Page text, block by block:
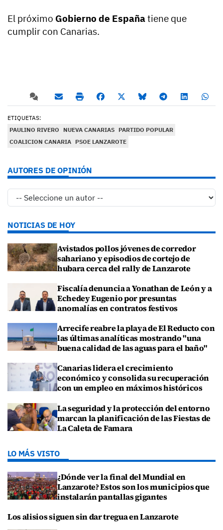
El próximo Gobierno de Españatiene que
cumplir con Canarias.
ETIQUETAS:
PAULINO RIVERO
NUEVA CANARIAS PARTIDO POPULAR
COALICION CANARIA PSOE LANZAROTE
AUTORES DE OPINIÓN
NOTICIAS DE HOY
Avistados pollos jóvenes de corredor
sahariano y episodios de cortejo de
hubara cerca del rally de Lanzarote
Fiscalía denuncia a Yonathan de León y a
Echedey Eugenio por presuntas
anomalías en contratos festivos
Arrecife reabre la playa de El Reducto con
las últimas analíticas mostrando "una
buena calidad de las aguas para el baño"
Canarias lidera el crecimiento
económico y consolida su recuperación
con un empleo en máximos históricos
La seguridad y la protección del entorno
marcan la planificación de las Fiestas de
La Caleta de Famara
LO MÁS VISTO
¿Dónde ver la final del Mundial en
Lanzarote? Estos son los municipios que
instalarán pantallas gigantes
Los alisios siguen sin dar tregua en Lanzarote